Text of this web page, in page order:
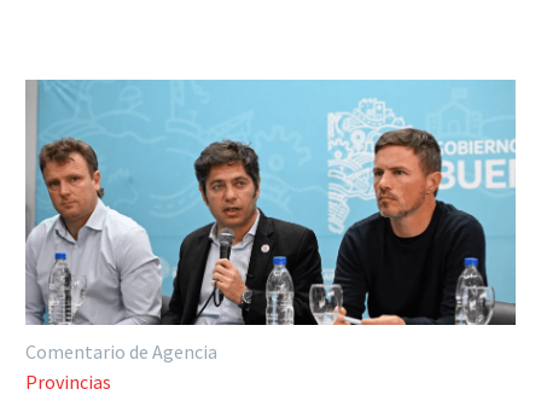
Comentario de Agencia
Provincias